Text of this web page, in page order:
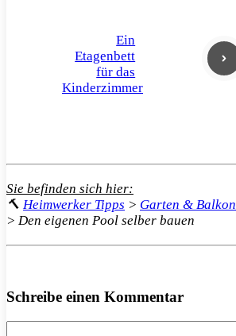
Ein
Etagenbett
für das
Kinderzimmer
Sie befinden sich hier:
🔨 Heimwerker Tipps > Garten & Balkon
> Den eigenen Pool selber bauen
Schreibe einen Kommentar